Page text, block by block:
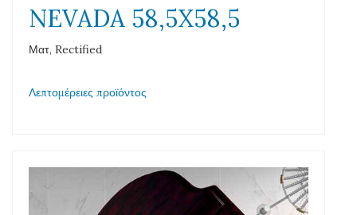
NEVADA 58,5X58,5
Ματ, Rectified
Λεπτομέρειες προϊόντος